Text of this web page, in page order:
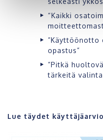
“Kaikki
”Käyttöönotto
opastus”
”Pitkä
tärkeitä
Lue täydet